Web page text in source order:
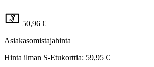
50,96 €
Asiakasomistajahinta
Hinta ilman S-Etukorttia: 59,95 €